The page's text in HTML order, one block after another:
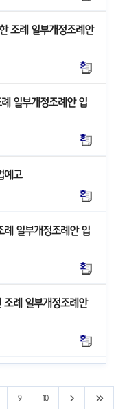
조례 일부개정조례안
일부개정조례안 입
예고
례 일부개정조례안 입
조례 일부개정조례안
9 10 다음 10페이
마